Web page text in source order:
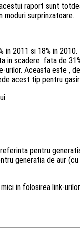
raport sunt
surprinzatoare.
2011 si 18% in
in scadere fata de
Aceasta este ,
acest tip pentru
pentru
generatia de aur
in folosirea link-